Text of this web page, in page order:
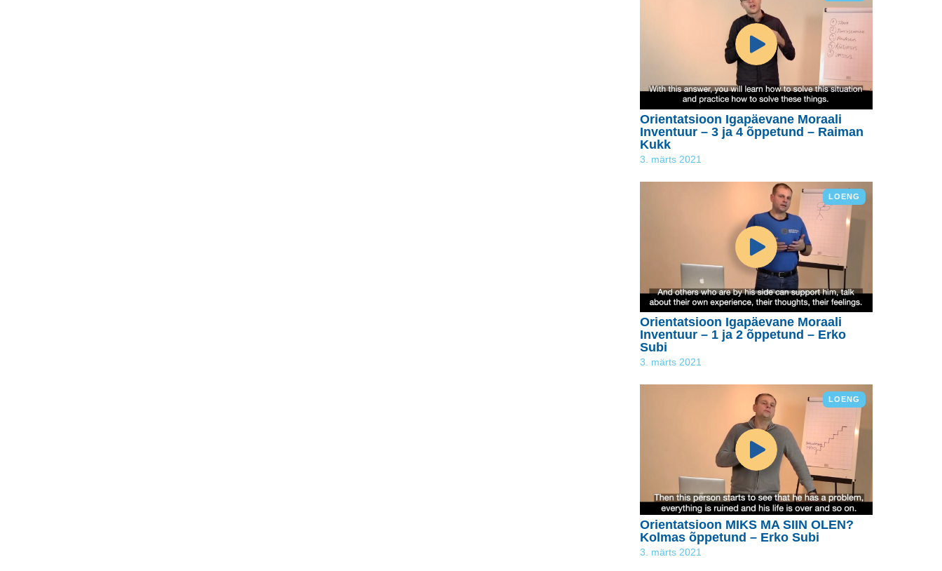
Orientatsioon Igapäevane Moraali
Inventuur – 3 ja 4 õppetund – Raiman
Kukk
3. märts 2021
LOENG
Orientatsioon Igapäevane Moraali
Inventuur – 1 ja 2 õppetund – Erko
Subi
3. märts 2021
LOENG
Orientatsioon MIKS MA SIIN OLEN?
Kolmas õppetund – Erko Subi
3. märts 2021